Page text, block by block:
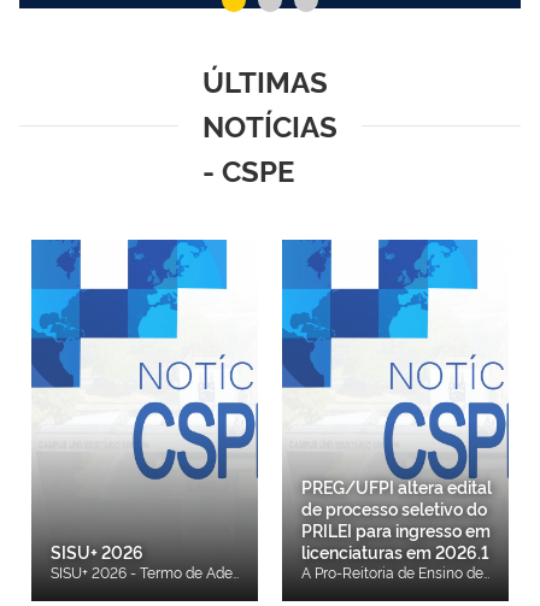
ÚLTIMAS
NOTÍCIAS
- CSPE
SISU+ 2026
SISU+ 2026 - Termo de Adesão SISU+ 2026 - UFPI
PREG/UFPI altera edital
de processo seletivo do
PRILEI para ingresso em
licenciaturas em 2026.1